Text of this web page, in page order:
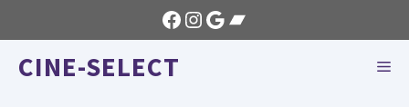
au
contenu
Facebook
Instagram
GoogleBandcamp
CINE-SELECT